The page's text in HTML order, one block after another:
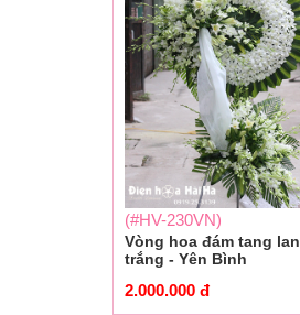
(#HV-230VN)
Vòng hoa đám tang lan
trắng - Yên Bình
2.000.000 đ